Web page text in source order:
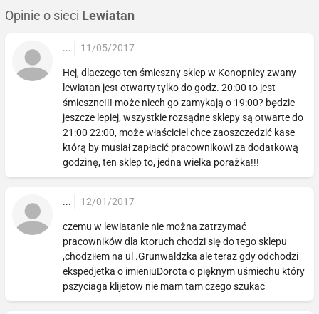
Opinie o sieci Lewiatan
... 11/05/2017
Hej, dlaczego ten śmieszny sklep w Konopnicy zwany
lewiatan jest otwarty tylko do godz. 20:00 to jest
śmieszne!!! może niech go zamykają o 19:00? będzie
jeszcze lepiej, wszystkie rozsądne sklepy są otwarte do
21:00 22:00, może właściciel chce zaoszczedzić kase
którą by musiał zapłacić pracownikowi za dodatkową
godzinę, ten sklep to, jedna wielka porażka!!!
... 12/01/2017
czemu w lewiatanie nie można zatrzymać
pracowników dla ktoruch chodzi się do tego sklepu
,chodziłem na ul .Grunwaldzka ale teraz gdy odchodzi
ekspedjetka o imieniuDorota o pięknym uśmiechu który
pszyciaga klijetow nie mam tam czego szukac